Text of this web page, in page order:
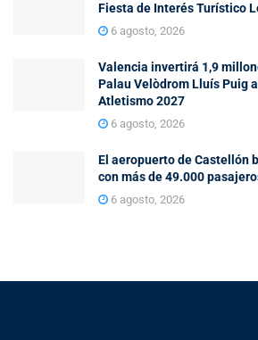
Fiesta de Interés Turístico
6 agosto, 2026
Valencia invertirá 1,9
Palau Velòdrom Lluís Puig
Atletismo 2027
6 agosto, 2026
El aeropuerto de Castellón
con más de 49.000
6 agosto, 2026